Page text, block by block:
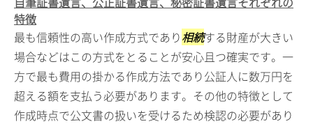
特徴
最も信頼性の高い作成方式であり相続する財産が大きい
場合などはこの方式をとることが安心且つ確実です。一
方で最も費用の掛かる作成方法であり公証人に数万円を
超える額を支払う必要があります。その他の特徴として
作成時点で公文書の扱いを受けるため検認の必要があり